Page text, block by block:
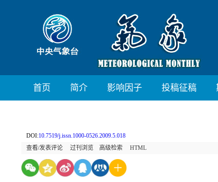
首页 简介 影响因子 投稿征稿
DOI:10.7519/j.issn.1000-0526.2009.5.018
查看/发表评论
过刊浏览 高级检索 HTML